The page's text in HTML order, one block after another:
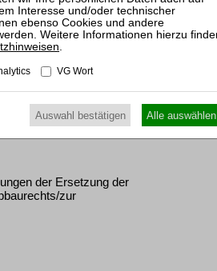
Bruchteilseigentümer
Bindung
Grundstücksbesitzers (hier:
der Ersetzung der
zur
VG Wort
Auswahl bestätigen Alle auswählen